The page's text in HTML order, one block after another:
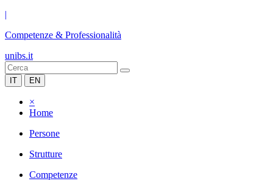
|
Competenze & Professionalità
unibs.it
IT EN
×
Home
Persone
Strutture
Competenze